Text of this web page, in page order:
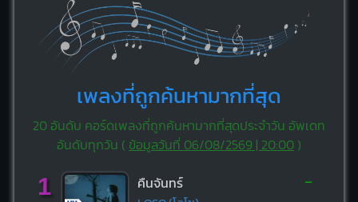
เพลงที่ถูกค้นหามากที่สุด
20 อันดับ คอร์ดเพลงที่ถูกค้นหามากที่สุดประจำวัน อัพเดท
อันดับทุกวัน ( ข้อมูลวันที่ 06/08/2569 | 20:00)
1 คืนจันทร์ -